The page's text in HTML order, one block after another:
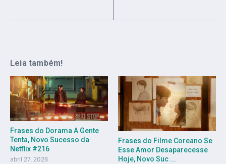
Leia também!
Frases do Dorama A Gente
Tenta, Novo Sucesso da
Netflix #216
abril 27, 2026
Frases do Filme Coreano Se
Esse Amor Desaparecesse
Hoje, Novo Suc ...